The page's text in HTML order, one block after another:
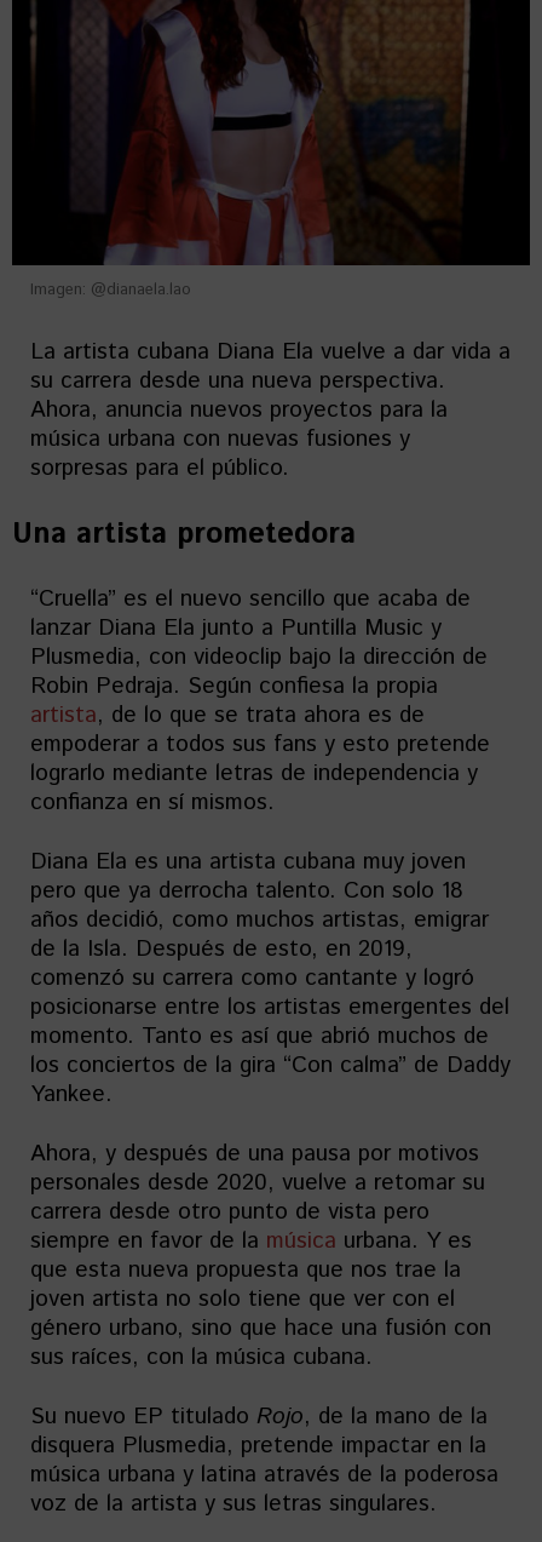
Imagen: @dianaela.lao
La artista cubana Diana Ela vuelve a dar vida a
su carrera desde una nueva perspectiva.
Ahora, anuncia nuevos proyectos para la
música urbana con nuevas fusiones y
sorpresas para el público.
Una artista prometedora
“Cruella” es el nuevo sencillo que acaba de
lanzar Diana Ela junto a Puntilla Music y
Plusmedia, con videoclip bajo la dirección de
Robin Pedraja. Según confiesa la propia
artista, de lo que se trata ahora es de
empoderar a todos sus fans y esto pretende
lograrlo mediante letras de independencia y
confianza en sí mismos.
Diana Ela es una artista cubana muy joven
pero que ya derrocha talento. Con solo 18
años decidió, como muchos artistas, emigrar
de la Isla. Después de esto, en 2019,
comenzó su carrera como cantante y logró
posicionarse entre los artistas emergentes del
momento. Tanto es así que abrió muchos de
los conciertos de la gira “Con calma” de Daddy
Yankee.
Ahora, y después de una pausa por motivos
personales desde 2020, vuelve a retomar su
carrera desde otro punto de vista pero
siempre en favor de la música urbana. Y es
que esta nueva propuesta que nos trae la
joven artista no solo tiene que ver con el
género urbano, sino que hace una fusión con
sus raíces, con la música cubana.
Su nuevo EP titulado Rojo, de la mano de la
disquera Plusmedia, pretende impactar en la
música urbana y latina através de la poderosa
voz de la artista y sus letras singulares.